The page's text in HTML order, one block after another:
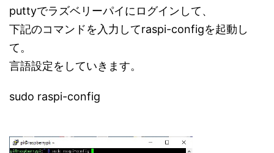
puttyでラズベリーパイにログインして、
下記のコマンドを入力してraspi-configを起動し
て。
言語設定をしていきます。
sudo raspi-config